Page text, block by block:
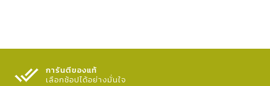
การันตีของแท้
เลือกช้อปได้อย่างมั่นใจ​